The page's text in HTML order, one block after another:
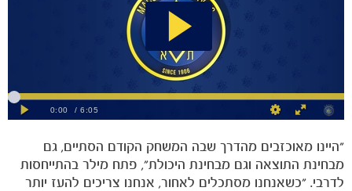
"היינו מאוכזבים מהדרך שבה המשחק הקודם הסתיים, גם
מבחינת התוצאה וגם מבחינת היכולת", פתח מילר בהתייחסות
לדרבי. "כשאנחנו מסתכלים לאחור, אנחנו צריכים להעז יותר